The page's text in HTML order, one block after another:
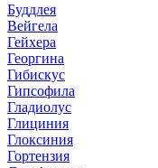
Буддлея
Вейгела
Гейхера
Георгина
Гибискус
Гипсофила
Гладиолус
Глициния
Глоксиния
Гортензия